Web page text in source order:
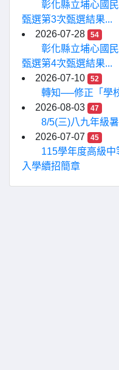
彰化縣立埔心國
甄選第3次甄選結果...
2026-07-28
54
彰化縣立埔心國
甄選第4次甄選結果...
2026-07-10
52
轉知──修正「學
2026-08-03
47
8/5(三)八九年級
2026-07-07
45
115學年度高級
入學續招簡章